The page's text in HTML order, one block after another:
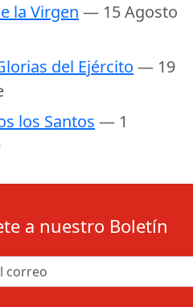
la Virgen — 15 Agosto
del Ejército — 19
los Santos — 1
a nuestro Boletín